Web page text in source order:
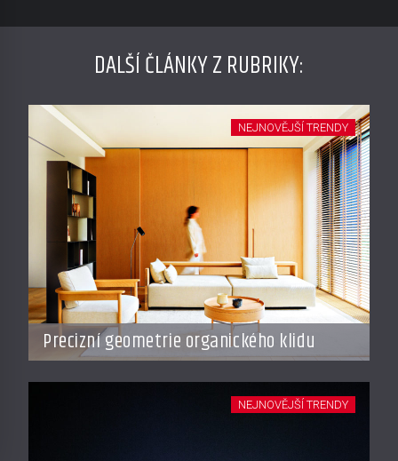
DALŠÍ ČLÁNKY Z RUBRIKY:
Precizní geometrie organického klidu
NEJNOVĚJŠÍ TRENDY
NEJNOVĚJŠÍ TRENDY